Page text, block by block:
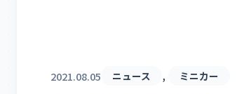
2021.08.05 ニュース , ミニカー